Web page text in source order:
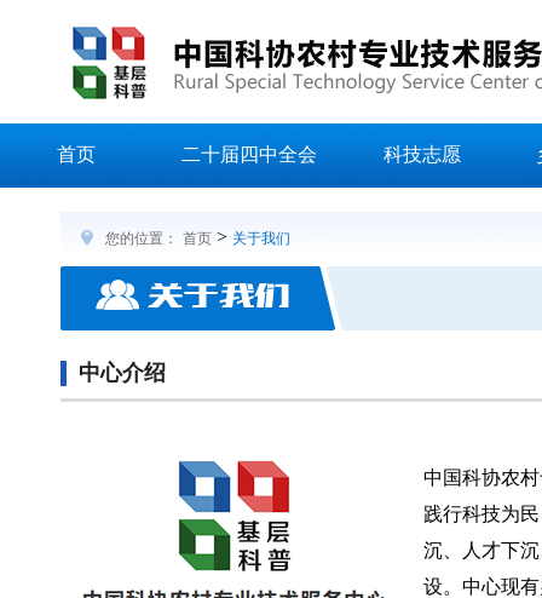
首页 二十届四中全会 科技志愿
您的位置： 首页 > 关于我们
中心介绍
中国科协农
践行科技为
沉、人才下
设。中心现